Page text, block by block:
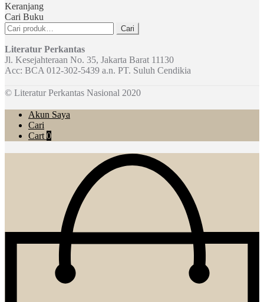
Keranjang
Cari Buku
Pencarian
untuk:
Cari
Literatur Perkantas
Jl. Kesejahteraan No. 35, Jakarta Barat 11130
Acc: BCA 012-302-5439 a.n. PT. Suluh Cendikia
© Literatur Perkantas Nasional 2020
Akun Saya
Cari
Cart 0